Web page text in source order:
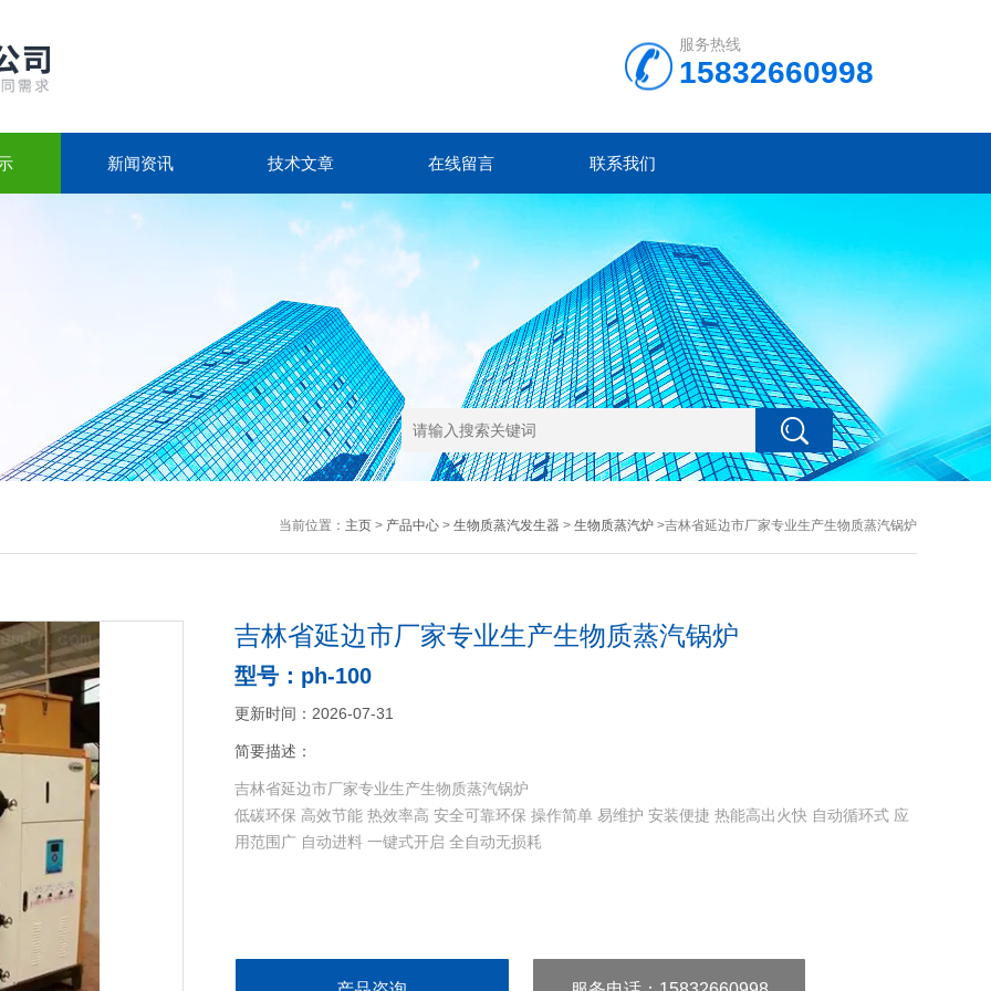
服务热线
15832660998
新闻资讯 技术文章 在线留言 联系我们
当前位置： 主页> 产品中心> 生物质蒸汽发生器 > 生物质蒸汽炉>吉林省延边市厂家专业生产生物质蒸汽锅炉
吉林省延边市厂家专业生产生物质蒸汽锅炉
型号：ph-100
更新时间：2026-07-31
简要描述：
吉林省延边市厂家专业生产生物质蒸汽锅炉
低碳环保 高效节能 热效率高 安全可靠环保 操作简单 易维护 安装便捷 热能高出火快 自动循环式 应
用范围广 自动进料 一键式开启 全自动无损耗